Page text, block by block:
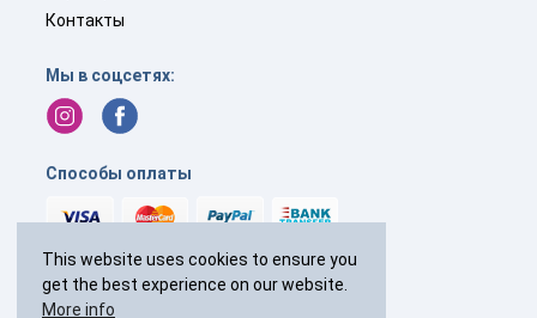
This website uses cookies to ensure you
get the best experience on our website.
More info
Контакты
Мы в соцсетях:
Способы оплаты
+44(0) 238 040 7287
с 9:00 до 19:00 без выходных